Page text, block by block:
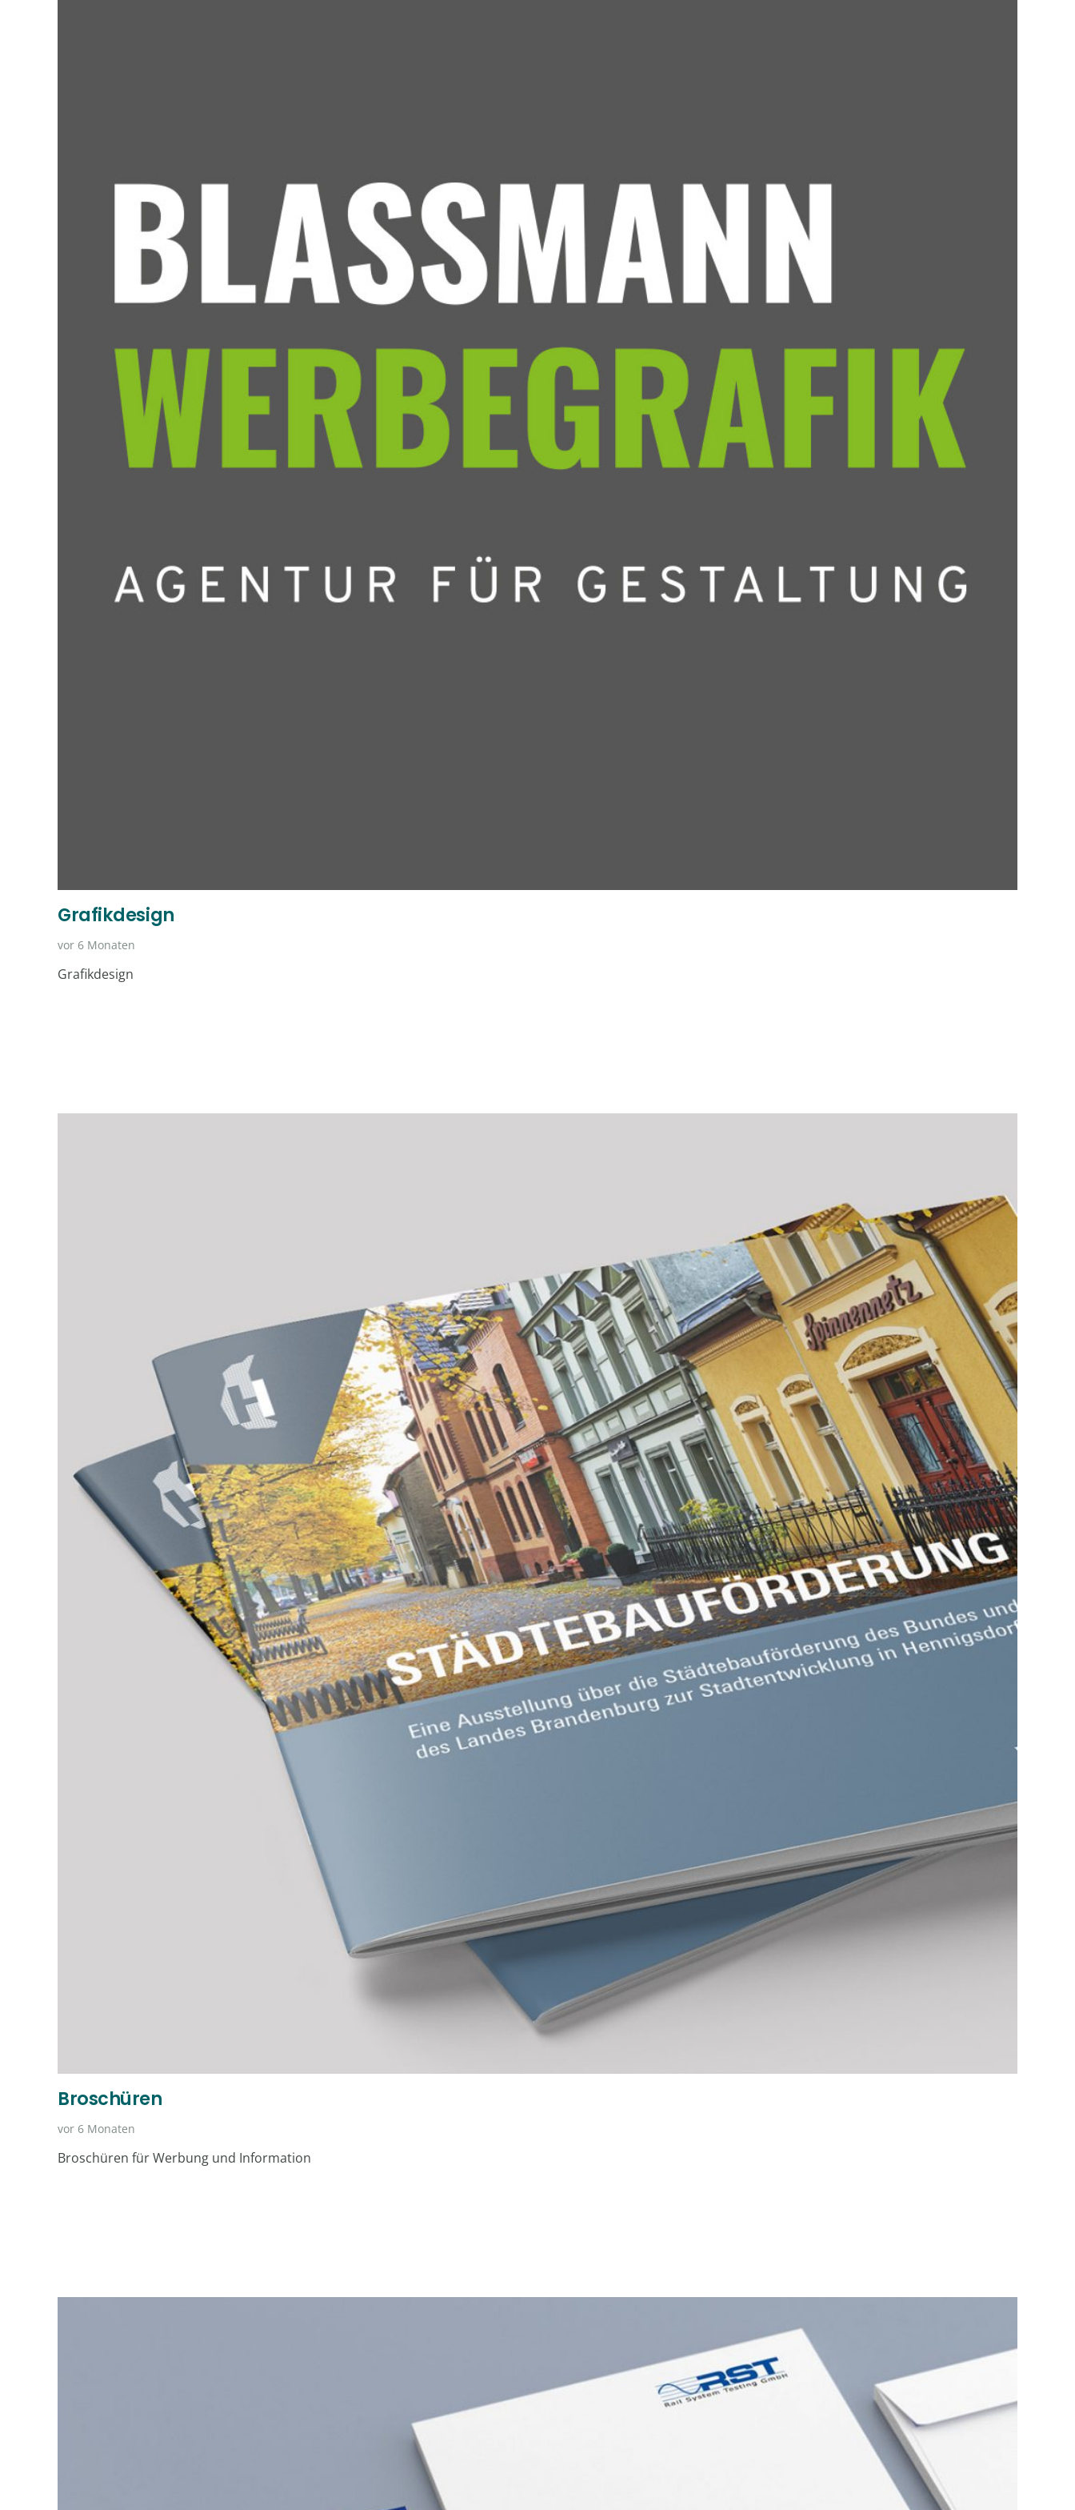
Grafikdesign
vor 6 Monaten
Grafikdesign
Broschüren
vor 6 Monaten
Broschüren für Werbung und Information